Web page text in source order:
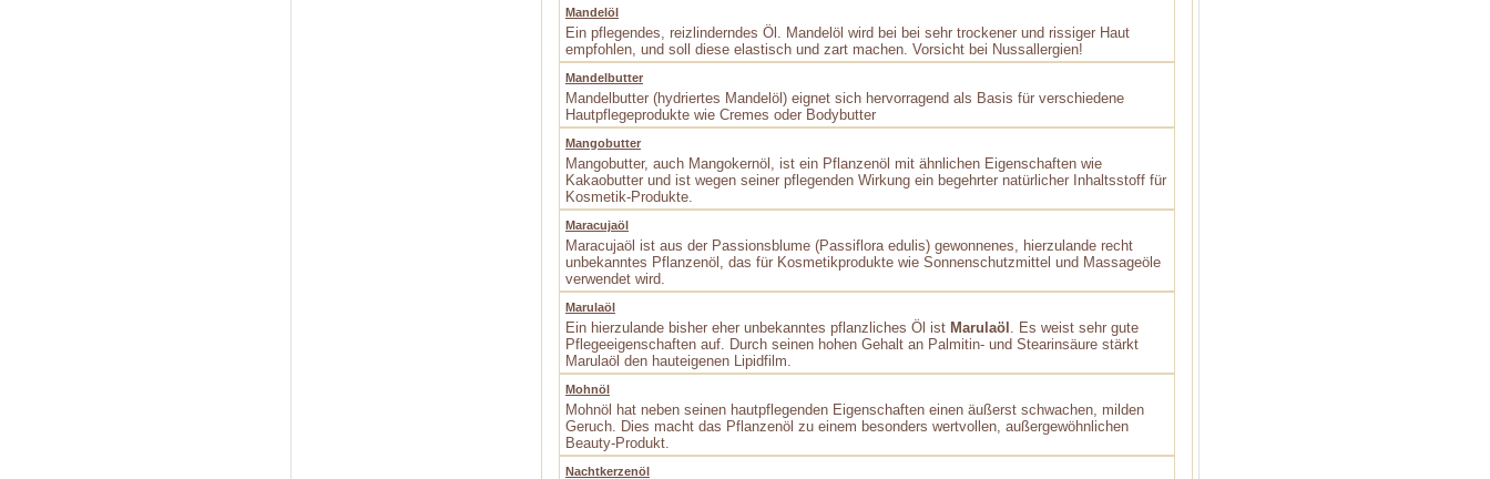
Mandelöl
Ein pflegendes, reizlinderndes Öl. Mandelöl wird bei bei sehr trockener und rissiger Haut
empfohlen, und soll diese elastisch und zart machen. Vorsicht bei Nussallergien!
Mandelbutter
Mandelbutter (hydriertes Mandelöl) eignet sich hervorragend als Basis für verschiedene
Hautpflegeprodukte wie Cremes oder Bodybutter
Mangobutter
Mangobutter, auch Mangokernöl, ist ein Pflanzenöl mit ähnlichen Eigenschaften wie
Kakaobutter und ist wegen seiner pflegenden Wirkung ein begehrter natürlicher Inhaltsstoff für
Kosmetik-Produkte.
Maracujaöl
Maracujaöl ist aus der Passionsblume (Passiflora edulis) gewonnenes, hierzulande recht
unbekanntes Pflanzenöl, das für Kosmetikprodukte wie Sonnenschutzmittel und Massageöle
verwendet wird.
Marulaöl
Ein hierzulande bisher eher unbekanntes pflanzliches Öl ist Marulaöl . Es weist sehr gute
Pflegeeigenschaften auf. Durch seinen hohen Gehalt an Palmitin- und Stearinsäure stärkt
Marulaöl den hauteigenen Lipidfilm.
Mohnöl
Mohnöl hat neben seinen hautpflegenden Eigenschaften einen äußerst schwachen, milden
Geruch. Dies macht das Pflanzenöl zu einem besonders wertvollen, außergewöhnlichen
Beauty­-Produkt.
Nachtkerzenöl